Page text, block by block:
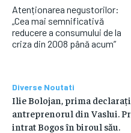
Atenționarea negustorilor:
„Cea mai semnificativă
reducere a consumului de la
criza din 2008 până acum”
Diverse Noutati
Ilie Bolojan, prima
antreprenorul din Vaslui.
intrat Bogos în biroul său.